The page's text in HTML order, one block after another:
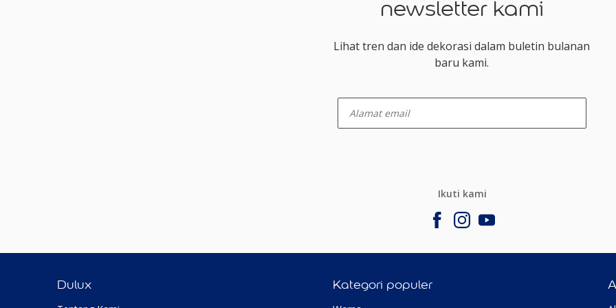
newsletter kami
Lihat tren dan ide dekorasi dalam buletin bulanan
baru kami.
Ikuti kami
Dulux Kategori populer